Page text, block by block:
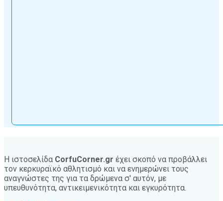
Η ιστοσελίδα CorfuCorner.gr έχει σκοπό να προβάλλει
τον κερκυραϊκό αθλητισμό και να ενημερώνει τους
αναγνώστες της για τα δρώμενα σ' αυτόν, με
υπευθυνότητα, αντικειμενικότητα και εγκυρότητα.